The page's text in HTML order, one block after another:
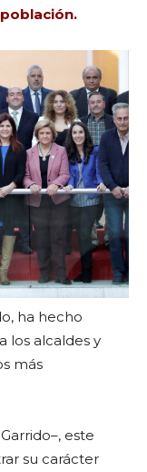
ha hecho
los alcaldes y
más
este
su carácter